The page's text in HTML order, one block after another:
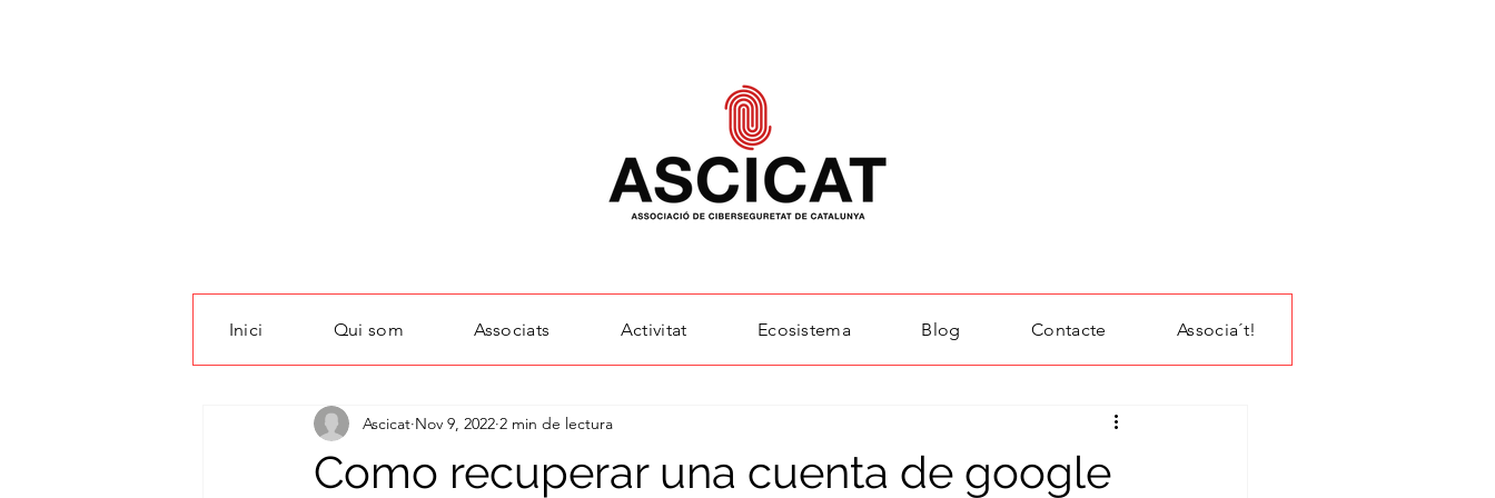
All Posts IA, responsabilitat, empresa Talent Ecosistema
Como recuperar una cuenta de google
Ascicat Nov 9, 2022 2 min de lectura
Inici Qui som Associats Activitat Ecosistema Blog Contacte Associa´t!